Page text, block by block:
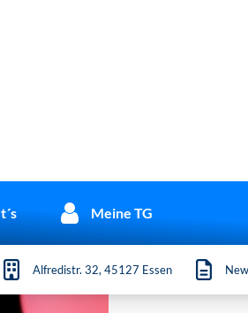
Meine TG
Alfredistr. 32, 45127 Essen